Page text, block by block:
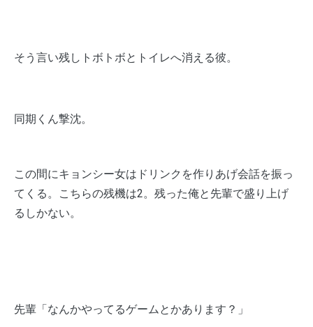
そう言い残しトボトボとトイレへ消える彼。
同期くん撃沈。
この間にキョンシー女はドリンクを作りあげ会話を振っ
てくる。こちらの残機は2。残った俺と先輩で盛り上げ
るしかない。
先輩「なんかやってるゲームとかあります？」